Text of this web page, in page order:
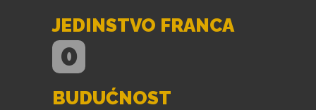
JEDINSTVO FRANCA
0
BUDUĆNOST